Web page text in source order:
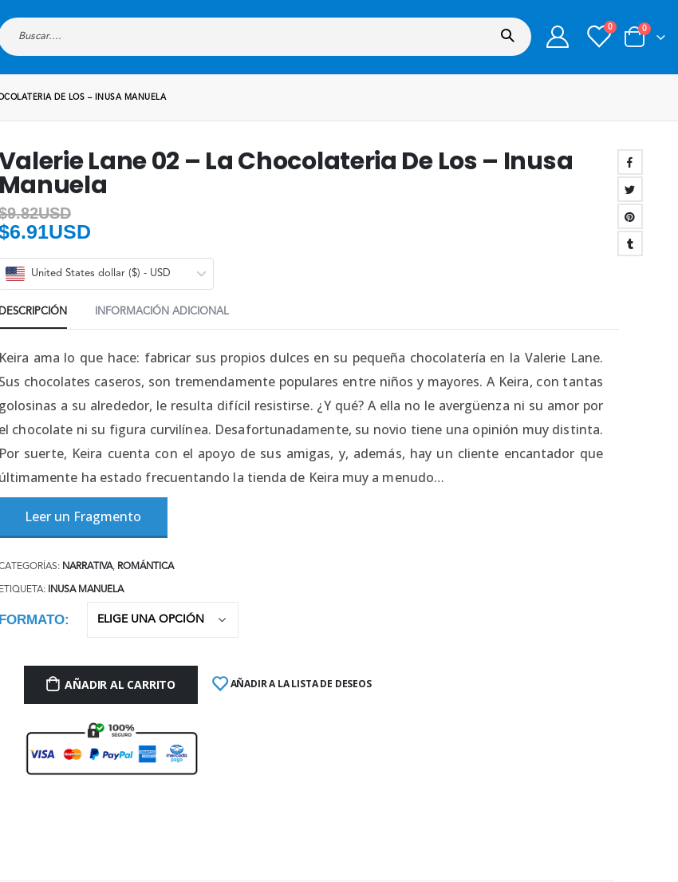
0 0
DE LOS – INUSA MANUELA
Lane 02 – La Chocolateria De Los – Inusa
Manuela
9.82USD
6.91USD
United States dollar ($) - USD
DESCRIPCIÓN INFORMACIÓN ADICIONAL
Keira ama lo que hace: fabricar sus propios dulces en su pequeña chocolatería en la Valerie Lane.
Sus chocolates caseros, son tremendamente populares entre niños y mayores. A Keira, con tantas
golosinas a su alrededor, le resulta difícil resistirse. ¿Y qué? A ella no le avergüenza ni su amor por
el chocolate ni su figura curvilínea. Desafortunadamente, su novio tiene una opinión muy distinta.
Por suerte, Keira cuenta con el apoyo de sus amigas, y, además, hay un cliente encantador que
últimamente ha estado frecuentando la tienda de Keira muy a menudo…
Leer un Fragmento
NARRATIVA, ROMÁNTICA
ETIQUETA: INUSA MANUELA
FORMATO
AÑADIR AL CARRITO AÑADIR A LA LISTA DE DESEOS